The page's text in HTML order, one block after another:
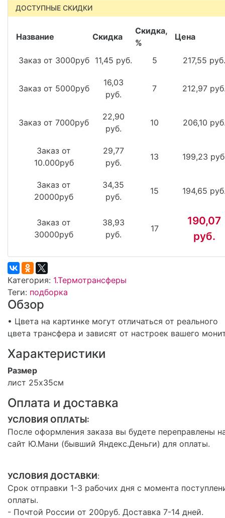
ДОСТУПНЫЕ СКИДКИ
Название Скидка
Скидка,
%
Цена
Заказ от 3000руб 11,45 руб. 5 217,55 руб.
Заказ от 5000руб
16,03
руб.
7 212,97
Заказ от 7000руб
22,90
руб.
10 206,10
Заказ от
10.000руб
29,77
руб.
13 199,23
Заказ от
20000руб
34,35
руб.
15 194,65
Заказ от
30000руб
38,93
руб.
17
190,07
руб.
Категория: 1.Термотрансферы
Теги: подборка
Обзор
• Цвета на картинке могут отличаться от реального
цвета трансфера и зависят от настроек вашего
Характеристики
Размер
лист 25х35см
Оплата и доставка
УСЛОВИЯ ОПЛАТЫ:
После оформления заказа вы будете переправлены
сайт Ю.Мани (бывший Яндекс.Деньги) для оплаты.
УСЛОВИЯ ДОСТАВКИ:
Срок отправки 1-3 рабочих дня с момента
оплаты.
- Почтой России от 200руб. Доставка 7-14 дней.